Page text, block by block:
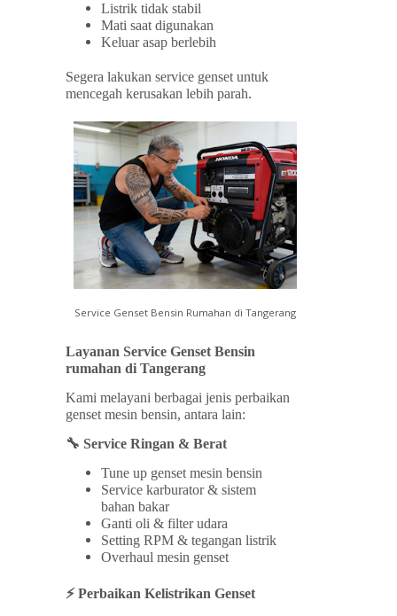
Listrik tidak stabil
Mati saat digunakan
Keluar asap berlebih
Segera lakukan service genset untuk
mencegah kerusakan lebih parah.
Service Genset Bensin Rumahan di Tangerang
Layanan Service Genset Bensin
rumahan di Tangerang
Kami melayani berbagai jenis perbaikan
genset mesin bensin, antara lain:
🔧 Service Ringan & Berat
Tune up genset mesin bensin
Service karburator & sistem
bahan bakar
Ganti oli & filter udara
Setting RPM & tegangan listrik
Overhaul mesin genset
⚡ Perbaikan Kelistrikan Genset